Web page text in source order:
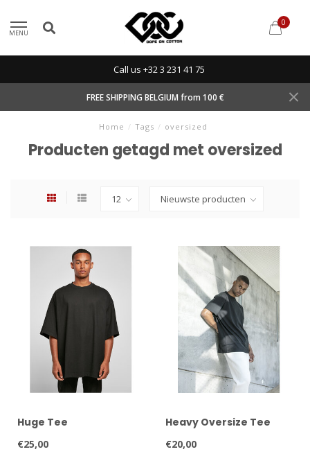
MENU
0
Call us +32 3 231 41 75
FREE SHIPPING BELGIUM from 100 €
Home / Tags / oversized
Producten getagd met oversized
Huge Tee
€25,00
Heavy Oversize Tee
€20,00